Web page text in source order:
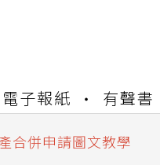
電子報紙 有聲書
通申請
合併申請圖文教學